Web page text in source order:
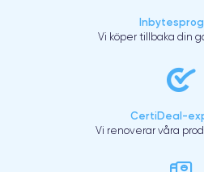
Vi köper tillbaka din
CertiDeal-
Vi renoverar våra